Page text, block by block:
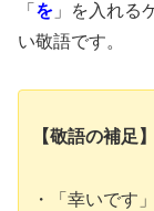
「 を 」を入れる
い敬語です。
【敬語の補足】
・「幸いです